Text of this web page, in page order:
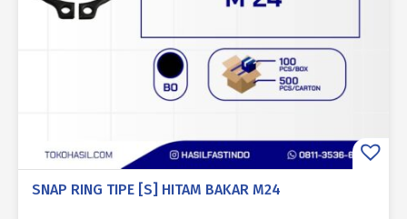
SNAP RING TIPE [S] HITAM BAKAR M24